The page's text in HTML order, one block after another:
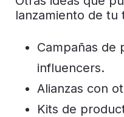
lanzamiento de tu
Campañas de
influencers.
Alianzas con
Kits de